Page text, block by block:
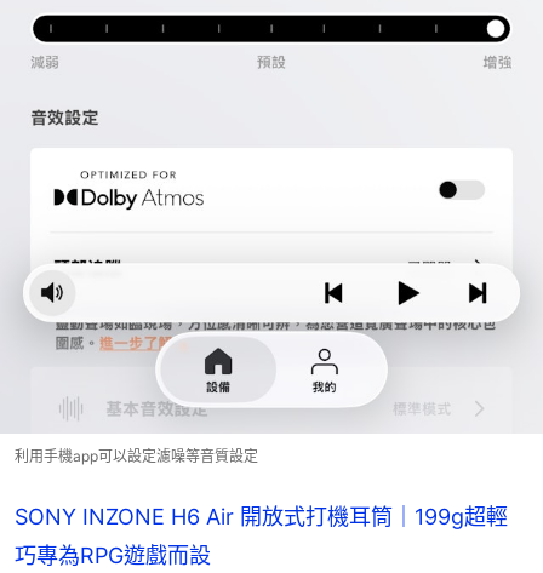
利用手機app可以設定濾噪等音質設定
SONY INZONE H6 Air 開放式打機耳筒｜199g超輕
巧專為RPG遊戲而設